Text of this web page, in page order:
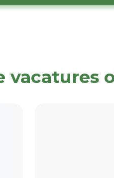
vacatures